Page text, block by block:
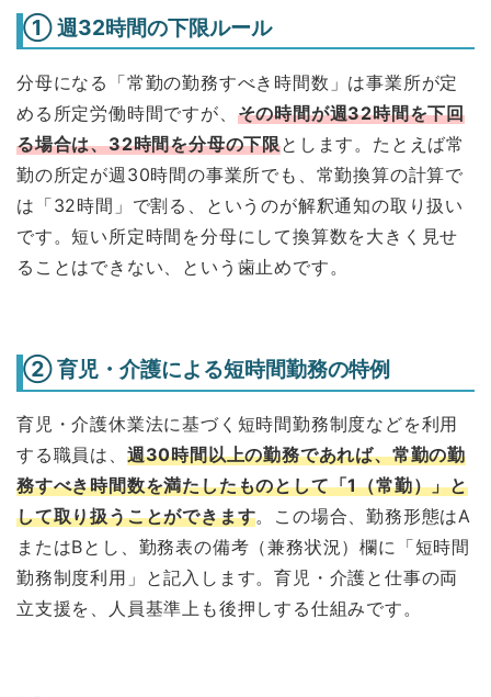
① 週32時間の下限ルール
分母になる「常勤の勤務すべき時間数」は事業所が定
める所定労働時間ですが、 その時間が週32時間を下回
る場合は、32時間を分母の下限とします。たとえば常
勤の所定が週30時間の事業所でも、常勤換算の計算で
は「32時間」で割る、というのが解釈通知の取り扱い
です。短い所定時間を分母にして換算数を大きく見せ
ることはできない、という歯止めです。
② 育児・介護による短時間勤務の特例
育児・介護休業法に基づく短時間勤務制度などを利用
する職員は、 週30時間以上の勤務であれば、常勤の勤
務すべき時間数を満たしたものとして「1（常勤）」と
して取り扱うことができます。この場合、勤務形態はA
またはBとし、勤務表の備考（兼務状況）欄に「短時間
勤務制度利用」と記入します。育児・介護と仕事の両
立支援を、人員基準上も後押しする仕組みです。